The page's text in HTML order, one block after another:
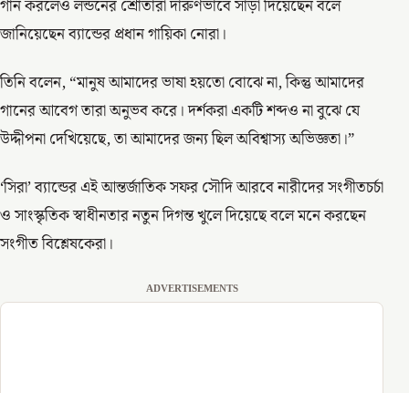
গান করলেও লন্ডনের শ্রোতারা দারুণভাবে সাড়া দিয়েছেন বলে
জানিয়েছেন ব্যান্ডের প্রধান গায়িকা নোরা।
তিনি বলেন, “মানুষ আমাদের ভাষা হয়তো বোঝে না, কিন্তু আমাদের
গানের আবেগ তারা অনুভব করে। দর্শকরা একটি শব্দও না বুঝে যে
উদ্দীপনা দেখিয়েছে, তা আমাদের জন্য ছিল অবিশ্বাস্য অভিজ্ঞতা।”
‘সিরা’ ব্যান্ডের এই আন্তর্জাতিক সফর সৌদি আরবে নারীদের সংগীতচর্চা
ও সাংস্কৃতিক স্বাধীনতার নতুন দিগন্ত খুলে দিয়েছে বলে মনে করছেন
সংগীত বিশ্লেষকেরা।
ADVERTISEMENTS